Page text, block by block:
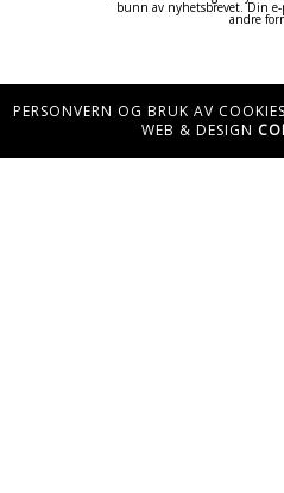
bunn av nyhetsbrevet. Din
andre
PERSONVERN OG BRUK AV
WEB & DESIGN